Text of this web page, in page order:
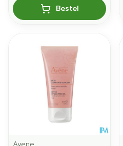
Bestel